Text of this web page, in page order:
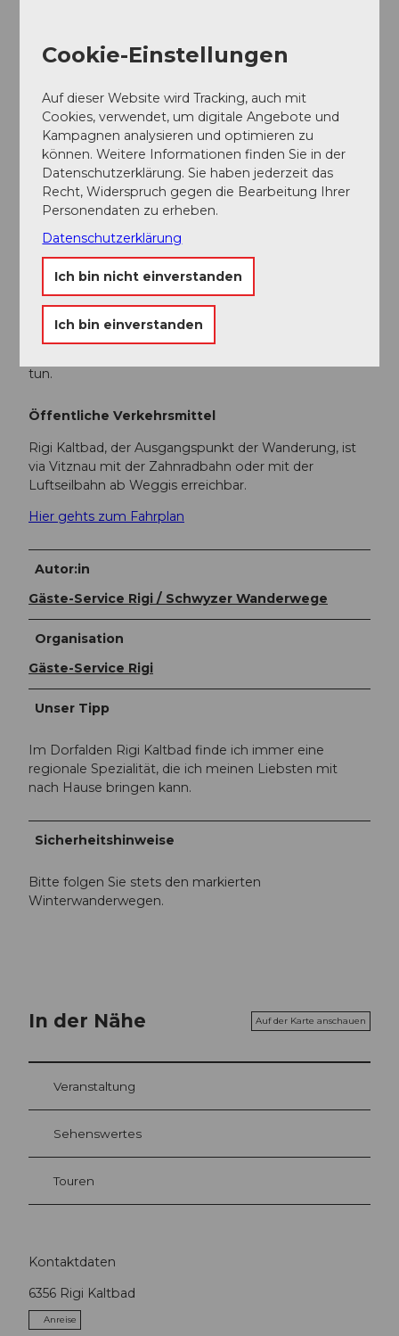
Anreise und Parken
Von der A4 Ausfahrt Küssnacht Richtung Weggis -
Vitznau
Von der A4 Ausfahrt Brunnen Richtung Vitznau -
Weggis
An den Stationen der Rigi Bahnen stehen Ihnen
gebührenpflichtige Parkplätze zur Verfügung.
Weiter Infos zur Anfahrt und Parking
tun.
Öffentliche Verkehrsmittel
Rigi Kaltbad, der Ausgangspunkt der Wanderung, ist
via Vitznau mit der Zahnradbahn oder mit der
Luftseilbahn ab Weggis erreichbar.
Hier gehts zum Fahrplan
Autor:in
Gäste-Service Rigi / Schwyzer Wanderwege
Organisation
Gäste-Service Rigi
Unser Tipp
Im Dorfalden Rigi Kaltbad finde ich immer eine
regionale Spezialität, die ich meinen Liebsten mit
nach Hause bringen kann.
Sicherheitshinweise
Bitte folgen Sie stets den markierten
Winterwanderwegen.
In der Nähe Auf der Karte anschauen
Veranstaltung
Sehenswertes
Touren
Kontaktdaten
6356 Rigi Kaltbad
Anreise
Cookie-Einstellungen
Auf dieser Website wird Tracking, auch mit
Cookies, verwendet, um digitale Angebote und
Kampagnen analysieren und optimieren zu
können. Weitere Informationen finden Sie in der
Datenschutzerklärung. Sie haben jederzeit das
Recht, Widerspruch gegen die Bearbeitung Ihrer
Personendaten zu erheben.
Datenschutzerklärung
Ich bin nicht einverstanden
Ich bin einverstanden